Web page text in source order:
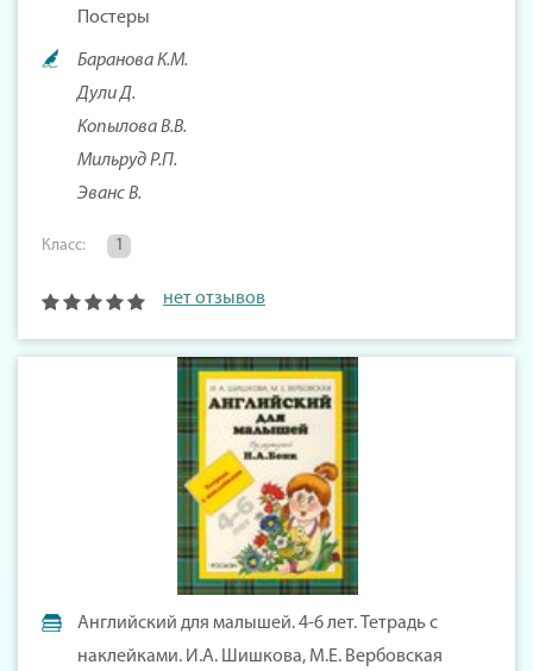
Постеры
Баранова К.М.
Дули Д.
Копылова В.В.
Мильруд Р.П.
Эванс В.
Класс: 1
нет отзывов
Английский для малышей. 4-6 лет. Тетрадь с
наклейками. И.А. Шишкова, М.Е. Вербовская